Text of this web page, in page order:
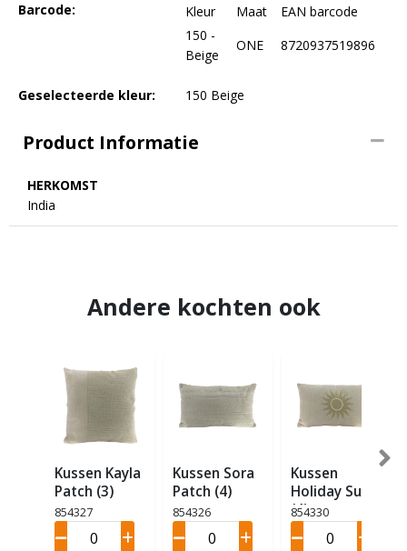
Barcode:
Kleur Maat
EAN barcode
150 -
Beige
ONE 8720937519896
Geselecteerde kleur: 150 Beige
Product Informatie
HERKOMST
India
Andere kochten ook
Kussen Kayla
Patch (3)
854327
Kussen Sora
Patch (4)
854326
Kussen
Holiday Sun
(4)
854330